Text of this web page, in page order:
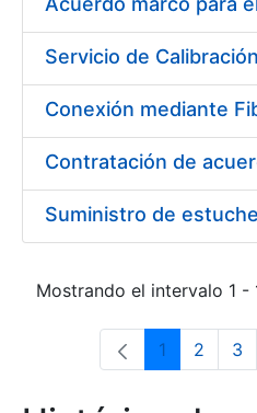
Mostrando el intervalo 1 -
Página
1 Página
2 3